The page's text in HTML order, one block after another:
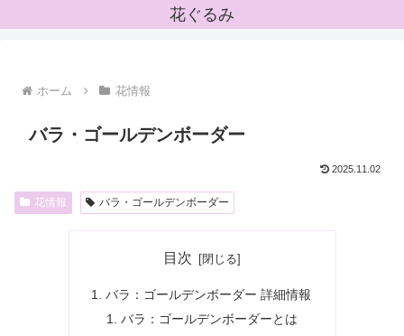
花ぐるみ
ホーム 花情報
バラ・ゴールデンボーダー
2025.11.02
花情報 バラ・ゴールデンボーダー
目次
バラ：ゴールデンボーダー 詳細情報
バラ：ゴールデンボーダーとは